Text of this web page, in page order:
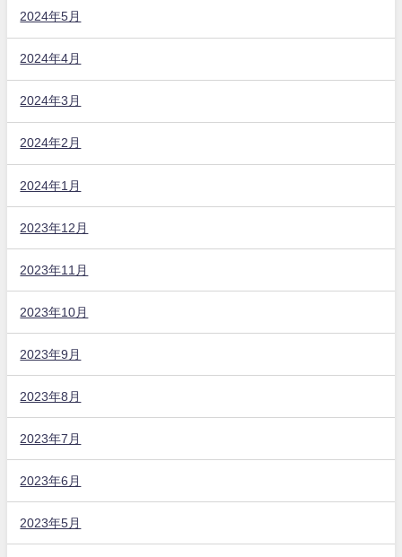
2024年5月
2024年4月
2024年3月
2024年2月
2024年1月
2023年12月
2023年11月
2023年10月
2023年9月
2023年8月
2023年7月
2023年6月
2023年5月